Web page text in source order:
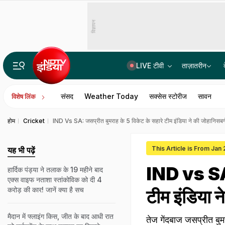
विज्ञापन
LIVE टीवी ताज़ातरीन
विशेष लिंक संसद Weather Today सक्सेस स्टोरीज सावन
होम Cricket IND Vs SA: जसप्रीत बुमराह के 5 विकेट के सहारे टीम इंडिया ने की
This Article is From Jan
IND vs
टीम इंडिया
तेज गेंदबाज जसप्रीत
यह भी पढ़ें
हार्दिक पंड्या ने तलाक के 19 महीने बाद
एक्स वाइफ नताशा स्तांकोविक को दी 4
करोड़ की कार! जानें क्या है सच
मैदान में फ्लाइंग किस, जीत के बाद आधी रात